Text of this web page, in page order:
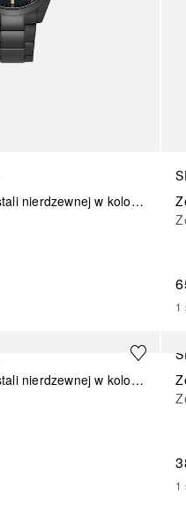
Zegarek na reke ze stali nierdzewnej w kolorze czarnym
1
Zegarek na reke ze stali nierdzewnej w kolorze zlotym
1